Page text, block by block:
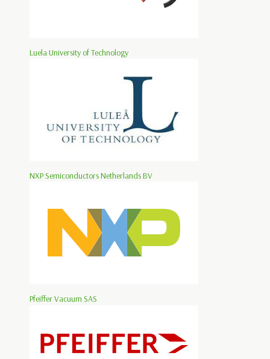
Luela University of Technology
NXP Semiconductors Netherlands BV
Pfeiffer Vacuum SAS